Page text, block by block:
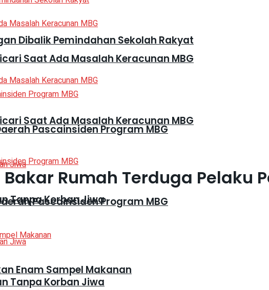
Saat Ada Masalah Keracunan MBG
Pascainsiden Program MBG
Tanpa Korban Jiwa
Enam Sampel Makanan
Dibalik Pemindahan Sekolah Rakyat
Saat Ada Masalah Keracunan MBG
Pascainsiden Program MBG
Tanpa Korban Jiwa
Rumah Terduga Pelaku